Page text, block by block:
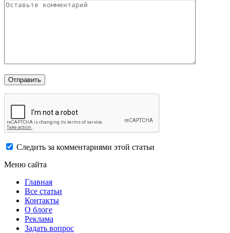
Следить за комментариями этой статьи
Меню сайта
Главная
Все статьи
Контакты
О блоге
Реклама
Задать вопрос